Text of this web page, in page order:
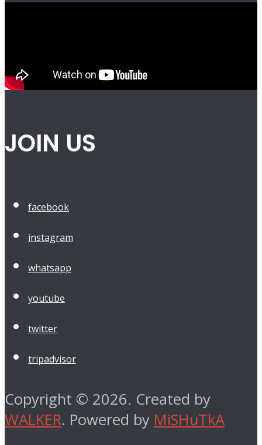
JOIN US
facebook
instagram
whatsapp
youtube
twitter
tripadvisor
Copyright © 2026. Created by
WALKER. Powered by MiSHuTkA